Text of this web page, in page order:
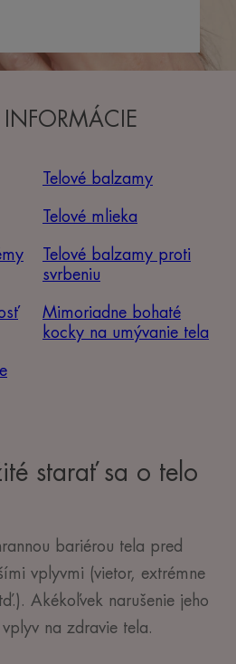
INFORMÁCIE
Telové balzamy
Telové mlieka
Telové balzamy proti
svrbeniu
Mimoriadne bohaté
kocky na umývanie tela
starať sa o telo
bariérou tela pred
vplyvmi (vietor, extrémne
Akékoľvek narušenie jeho
na zdravie tela.